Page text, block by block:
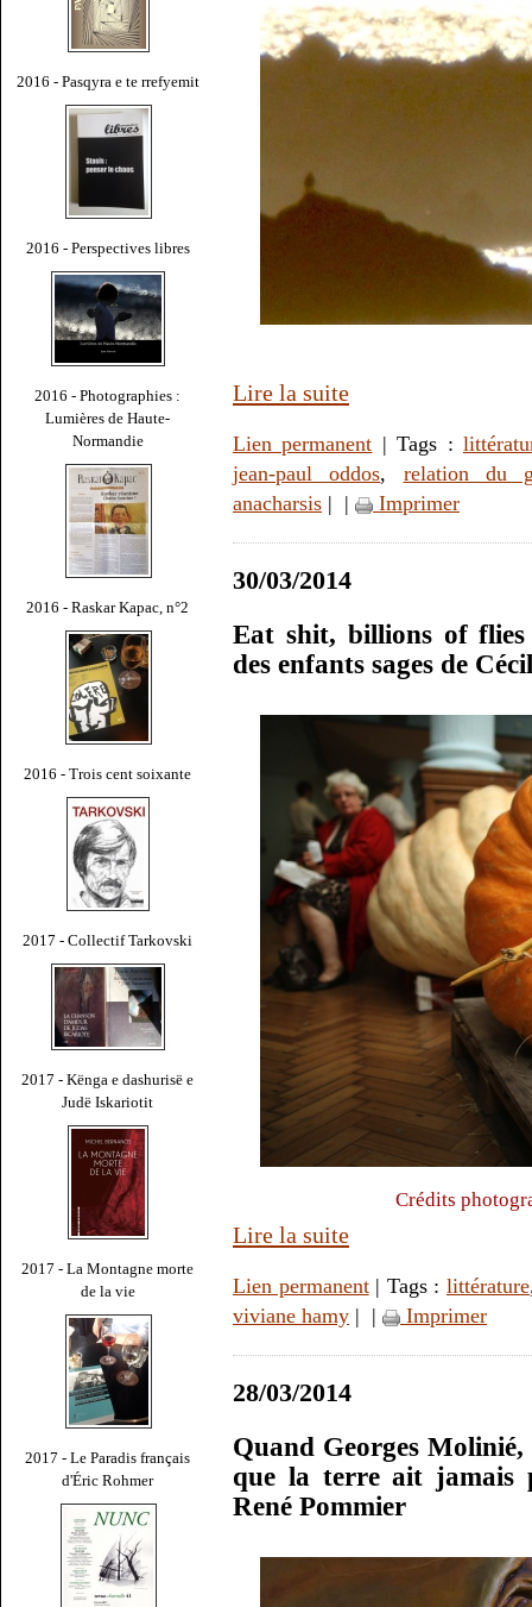
2016 - Pasqyra e te rrefyemit
2016 - Perspectives libres
2016 - Photographies :
Lumières de Haute-
Normandie
2016 - Raskar Kapac, n°2
2016 - Trois cent soixante
2017 - Collectif Tarkovski
2017 - Kënga e dashurisë e
Judë Iskariotit
2017 - La Montagne morte
de la vie
2017 - Le Paradis français
d'Éric Rohmer
Lire la suite
Lien permanent | Tags :
jean-paul oddos, relation du
anacharsis | | Imprimer
30/03/2014
Eat shit, billions of
des enfants sages de
Crédits
Lire la suite
Lien permanent| Tags : littérature
viviane hamy | | Imprimer
28/03/2014
Quand Georges
que la terre ait jamais
René Pommier